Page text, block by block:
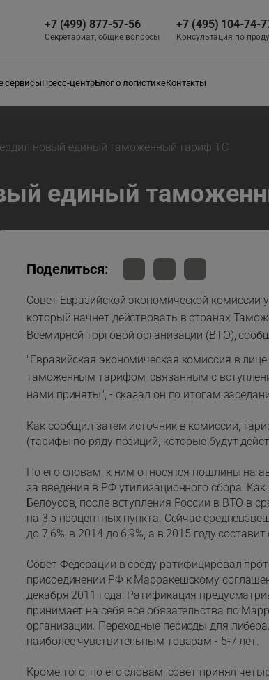
+7 (499) 877-57-56
Секретариат, общие вопросы
+7 (495) 104-74-
Консультация по
сервисыПресс-центрБлог о логистикеКонтакты
новый единый таможенный тариф ТС
единый
Поделиться:
Совет Евразийской экономической
который начнет действовать в странах
Всемирной торговой организации (ВТО),
"Евразийская экономическая комиссия в
таможенным тарифом, связанным с
нами приняты", - сказал он по итогам
Как сообщил затем источник в комиссии,
(тарифы по ряду позиций, которые будут
По его словам, к ним относятся пошлины на
за введения в РФ утилизационного сбора.
Белоусов, после вступления России в ВТО в
на 3,5 процентных пункта. Сейчас
до 7,6%, в 2014 до 6,9%, а в 2015 году составит
Совет Федерации в среду ратифицировал
присоединении РФ к Марракешскому
декабря 2011 года. Ратификация
принимает на себя все обязательства по
организации. Переходные периоды для
наиболее чувствительным товарам - 5-7 лет.
Кроме того, по его словам, совет принял